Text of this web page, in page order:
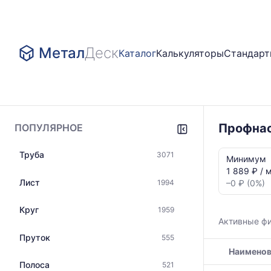
МеталДескКаталогКалькуляторы
ПОПУЛЯРНОЕ
Труба 3071
Лист 1994
Круг 1959
Пруток 555
Полоса 521
динамика
цен:
Профнастил
Показаны
медианная
Минимум
1 889 ₽ / м
–0 ₽ (0%)
Активные